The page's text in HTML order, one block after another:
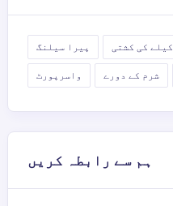
پیرا سیلنگ کیلے کی کشتی
واسرپورٹ شرم کے دورے
ہم سے رابطہ کریں